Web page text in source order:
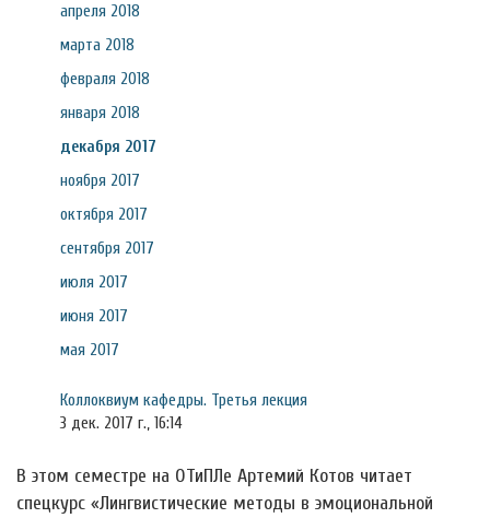
апреля 2018
марта 2018
февраля 2018
января 2018
декабря 2017
ноября 2017
октября 2017
сентября 2017
июля 2017
июня 2017
мая 2017
Коллоквиум кафедры. Третья лекция
3 дек. 2017 г., 16:14
В этом семестре на ОТиПЛе Артемий Котов читает
спецкурс «Лингвистические методы в эмоциональной